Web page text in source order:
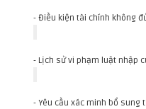
- Điều kiện tài chính không
- Lịch sử vi phạm luật nhập
- Yêu cầu xác minh bổ sung